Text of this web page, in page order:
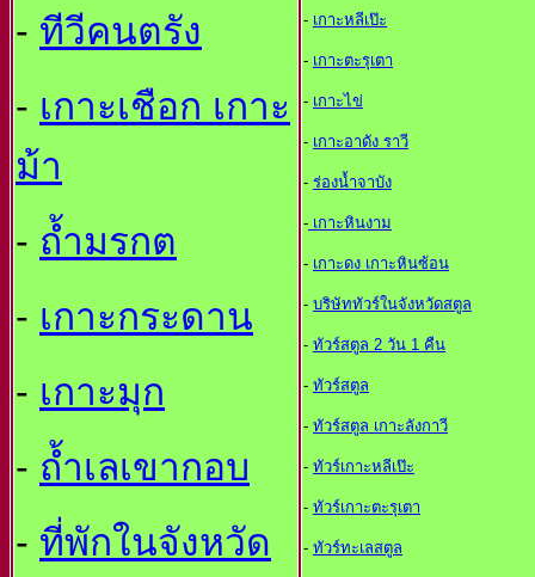
- ทีวีคนตรัง
- เกาะเชือก เกาะ
ม้า
- ถ้ำมรกต
- เกาะกระดาน
- เกาะมุก
- ถ้ำเลเขากอบ
- ที่พักในจังหวัด
- เกาะหลีเป๊ะ
- เกาะตะรุเตา
- เกาะไข่
- เกาะอาดัง ราวี
- ร่องน้ำจาบัง
- เกาะหินงาม
- เกาะดง เกาะหินซ้อน
- บริษัททัวร์ในจังหวัดสตูล
- ทัวร์สตูล 2 วัน 1 คืน
- ทัวร์สตูล
- ทัวร์สตูล เกาะลังกาวี
- ทัวร์เกาะหลีเป๊ะ
- ทัวร์เกาะตะรุเตา
- ทัวร์ทะเลสตูล